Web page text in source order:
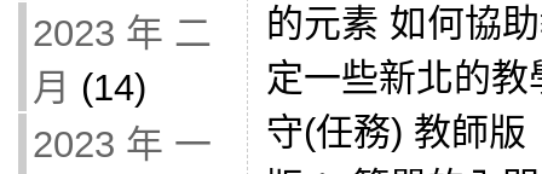
2023 年 二
月 (14)
2023 年 一
的元素 如何協
定一些新北的
守(任務) 教師版